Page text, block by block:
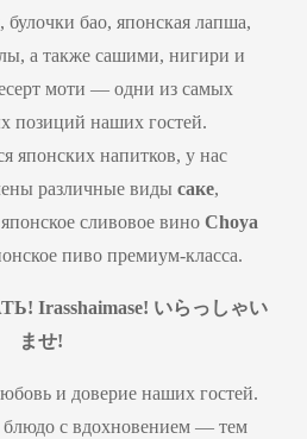
бао, японская лапша,
а также сашими, нигири и
моти — одни из самых
позиций наших гостей.
японских напитков, у нас
различные виды саке,
сливовое вино Choya
пиво премиум-класса.
Irasshaimase! いらっしゃい
ませ!
и доверие наших гостей.
с вдохновением — тем